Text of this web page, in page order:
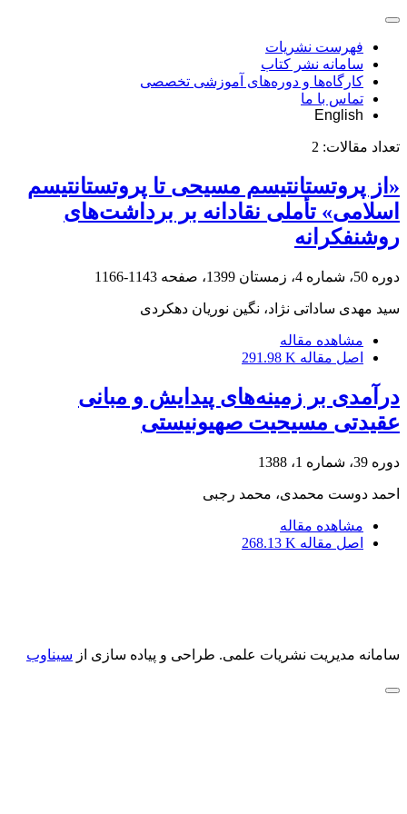
فهرست نشریات
سامانه نشر کتاب
کارگاه‌ها و دوره‌های آموزشی تخصصی
تماس با ما
English
تعداد مقالات: 2
«از پروتستانتیسم مسیحی تا پروتستانتیسم
اسلامی» تأملی نقادانه بر برداشت‌های
روشنفکرانه
دوره 50، شماره 4، زمستان 1399، صفحه 1143-1166
سید مهدی ساداتی نژاد، نگین نوریان دهکردی
مشاهده مقاله
اصل مقاله 291.98 K
درآمدی بر زمینه‌های پیدایش و مبانی
عقیدتی مسیحیت صهیونیستی
دوره 39، شماره 1، 1388
احمد دوست محمدی، محمد رجبی
مشاهده مقاله
اصل مقاله 268.13 K
سامانه مدیریت نشریات علمی. طراحی و پیاده سازی از سیناوب